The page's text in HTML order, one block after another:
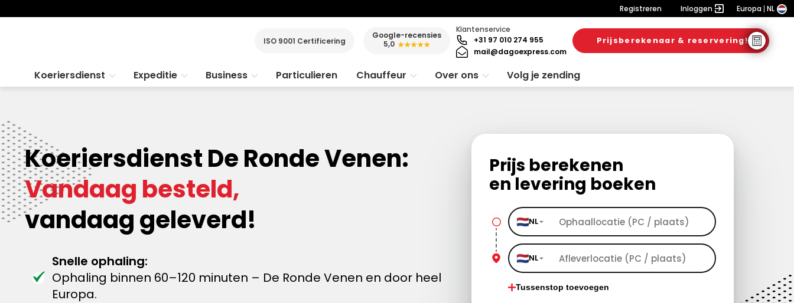
Registreren Inloggen Europa NL
ISO 9001 Certificering
Google-recensies
5,0 ★★★★★
Klantenservice
+31 97 010 274 955
mail@dagoexpress.com
Prijsberekenaar & reservering!
Koeriersdienst Expeditie Business Particulieren Chauffeur Over ons Volg je zending
Koeriersdienst De Ronde Venen:
Vandaag besteld,
vandaag geleverd!
Snelle ophaling:
Ophaling binnen 60–120 minuten – De Ronde Venen en door heel
Europa.
Prijs berekenen
en levering boeken
NL
NL
Tussenstop toevoegen